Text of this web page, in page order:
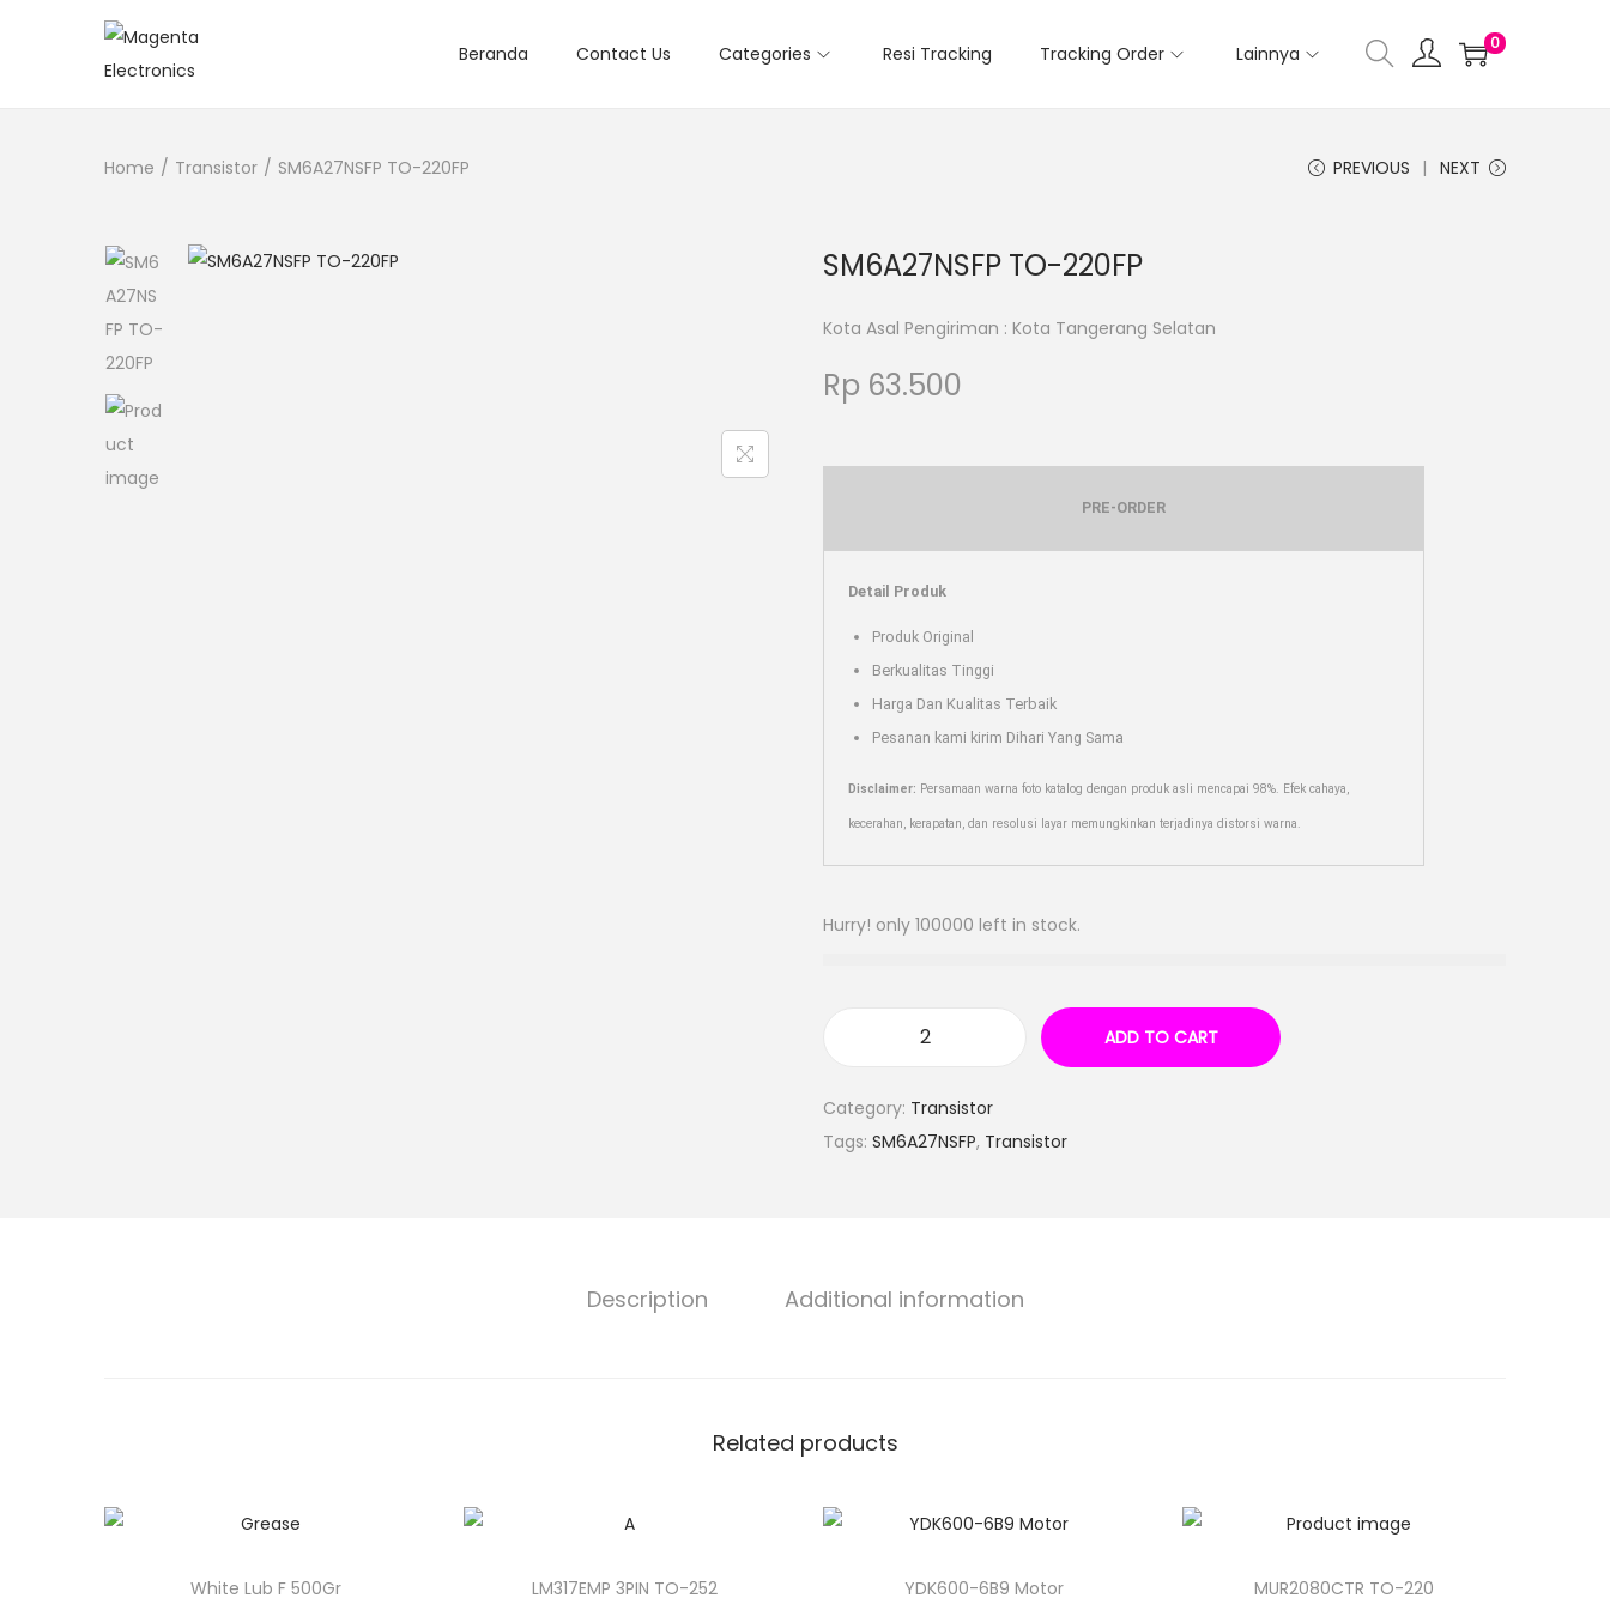
Beranda Contact Us Categories Resi Tracking Tracking Order Lainnya 0
Home / Transistor / SM6A27NSFP TO-220FP PREVIOUS NEXT
SM6A27NSFP TO-220FP
Kota Asal Pengiriman : Kota Tangerang Selatan
Rp 63.500
PRE-ORDER
Detail Produk
Produk Original
Berkualitas Tinggi
Harga Dan Kualitas Terbaik
Pesanan kami kirim Dihari Yang Sama
Disclaimer: Persamaan warna foto katalog dengan produk asli mencapai 98%. Efek cahaya,
kecerahan, kerapatan, dan resolusi layar memungkinkan terjadinya distorsi warna.
Hurry! only 100000 left in stock.
ADD TO CART
Category: Transistor
Tags: SM6A27NSFP, Transistor
Description Additional information
Related products
White Lub F 500Gr LM317EMP 3PIN TO-252 YDK600-6B9 Motor MUR2080CTR TO-220